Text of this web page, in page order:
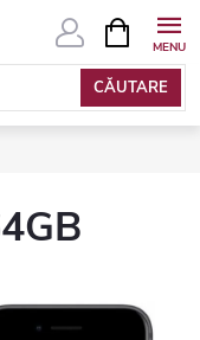
CĂUTARE
COŞ
DE